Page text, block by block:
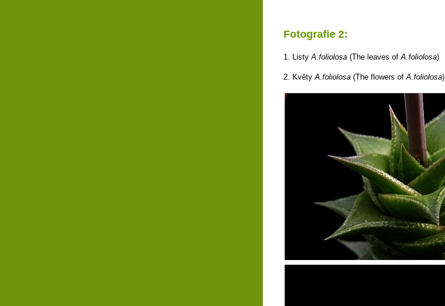
Fotografie 2:
1. ListyA.foliolosa (The leaves ofA.foliolosa)
2. KvětyA.foliolosa (The flowers ofA.foliolosa)